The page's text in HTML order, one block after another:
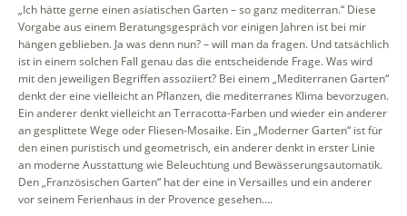
„Ich hätte gerne einen asiatischen Garten – so ganz mediterran.“ Diese
Vorgabe aus einem Beratungsgespräch vor einigen Jahren ist bei mir
hängen geblieben. Ja was denn nun? – will man da fragen. Und tatsächlich
ist in einem solchen Fall genau das die entscheidende Frage. Was wird
mit den jeweiligen Begriffen assoziiert? Bei einem „Mediterranen Garten“
denkt der eine vielleicht an Pflanzen, die mediterranes Klima bevorzugen.
Ein anderer denkt vielleicht an Terracotta-Farben und wieder ein anderer
an gesplittete Wege oder Fliesen-Mosaike. Ein „Moderner Garten“ ist für
den einen puristisch und geometrisch, ein anderer denkt in erster Linie
an moderne Ausstattung wie Beleuchtung und Bewässerungsautomatik.
Den „Französischen Garten“ hat der eine in Versailles und ein anderer
vor seinem Ferienhaus in der Provence gesehen….